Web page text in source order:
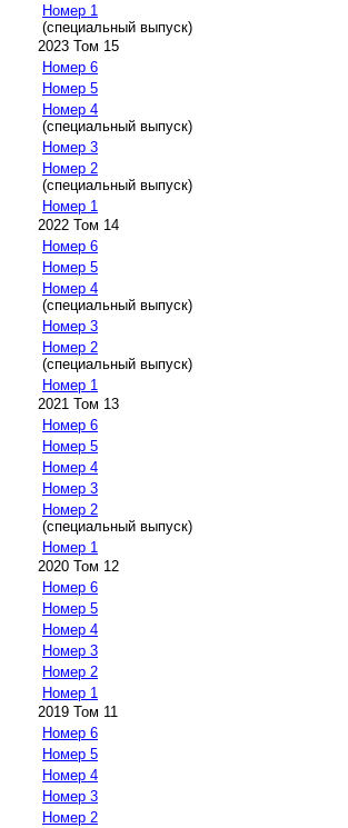
Номер 1
(специальный выпуск)
2023 Том 15
Номер 6
Номер 5
Номер 4
(специальный выпуск)
Номер 3
Номер 2
(специальный выпуск)
Номер 1
2022 Том 14
Номер 6
Номер 5
Номер 4
(специальный выпуск)
Номер 3
Номер 2
(специальный выпуск)
Номер 1
2021 Том 13
Номер 6
Номер 5
Номер 4
Номер 3
Номер 2
(специальный выпуск)
Номер 1
2020 Том 12
Номер 6
Номер 5
Номер 4
Номер 3
Номер 2
Номер 1
2019 Том 11
Номер 6
Номер 5
Номер 4
Номер 3
Номер 2